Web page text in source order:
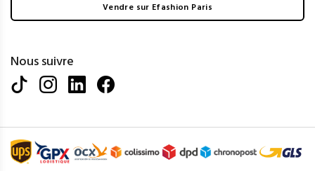
Vendre sur Efashion Paris
Nous suivre